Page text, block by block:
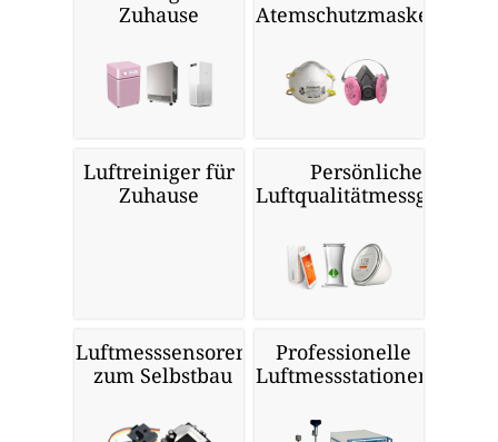
Zuhause
Atemschutzmasken
Luftreiniger für
Zuhause
Persönliche
Luftqualitätmessgeräte
Luftmesssensoren
zum Selbstbau
Professionelle
Luftmessstationen